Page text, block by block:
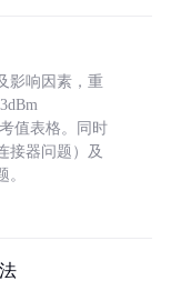
影响因素，重
值表格。同时
接器问题）及